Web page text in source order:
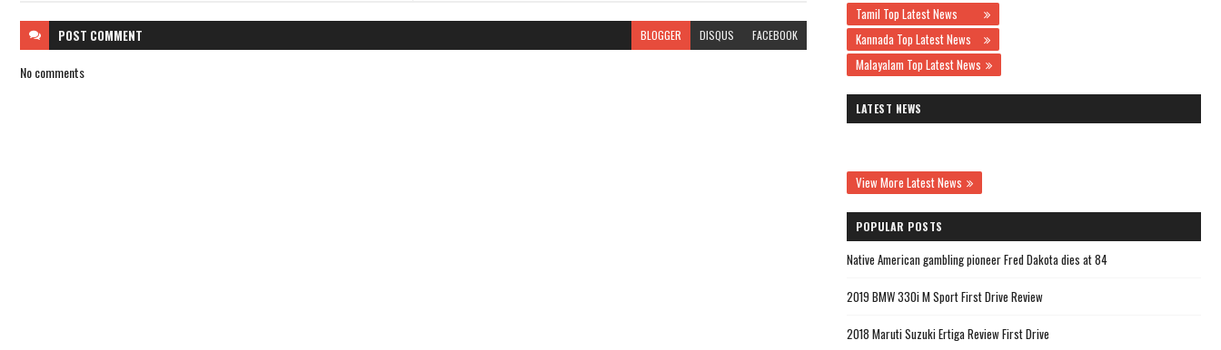
POST COMMENT BLOGGER DISQUS FACEBOOK
No comments
Tamil Top Latest News
Kannada Top Latest News
Malayalam Top Latest News
LATEST NEWS
View More Latest News
POPULAR POSTS
Native American gambling pioneer Fred Dakota dies at 84
2019 BMW 330i M Sport First Drive Review
2018 Maruti Suzuki Ertiga Review First Drive